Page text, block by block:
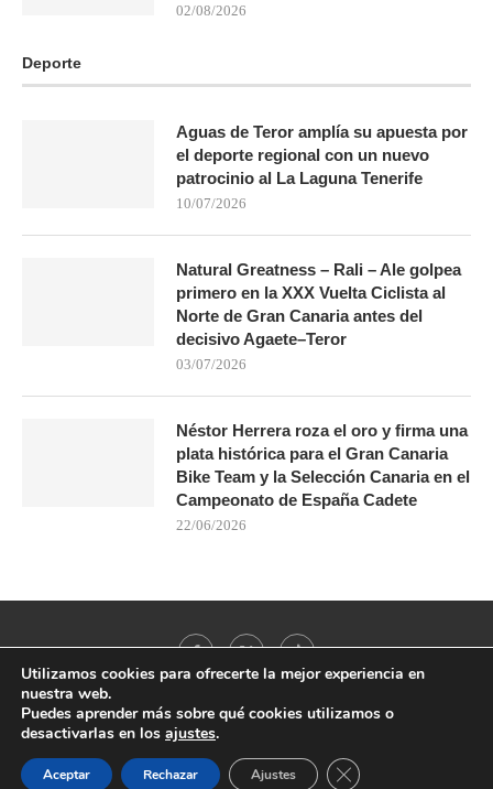
02/08/2026
Deporte
Aguas de Teror amplía su apuesta por
el deporte regional con un nuevo
patrocinio al La Laguna Tenerife
10/07/2026
Natural Greatness – Rali – Ale golpea
primero en la XXX Vuelta Ciclista al
Norte de Gran Canaria antes del
decisivo Agaete–Teror
03/07/2026
Néstor Herrera roza el oro y firma una
plata histórica para el Gran Canaria
Bike Team y la Selección Canaria en el
Campeonato de España Cadete
22/06/2026
@2021 - All Right Reserved. Designed and Developed by
BACK TO TOP
Utilizamos cookies para ofrecerte la mejor experiencia en
nuestra web.
Puedes aprender más sobre qué cookies utilizamos o
desactivarlas en los ajustes.
Aceptar Rechazar Ajustes CERRAR EL